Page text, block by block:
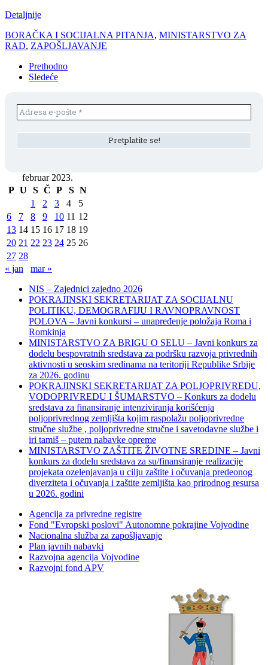
Detaljnije
BORAČKA I SOCIJALNA PITANJA, MINISTARSTVO ZA
RAD, ZAPOŠLJAVANJE
Prethodno
Sledeće
februar 2023.
P U S Č P S N
1
2 3 4
5
6
7 8 9 10 11 12
13 14 15 16 17 18 19
20 21 22 23 24 25 26
27 28
« jan
mar »
NIS – Zajednici zajedno 2026
POKRAJINSKI SEKRETARIJAT ZA SOCIJALNU
POLITIKU, DEMOGRAFIJU I RAVNOPRAVNOST
POLOVA – Javni konkursi – unapređenje položaja Roma i
Romkinja
MINISTARSTVO ZA BRIGU O SELU – Javni konkurs za
dodelu bespovratnih sredstava za podršku razvoja privrednih
aktivnosti u seoskim sredinama na teritoriji Republike Srbije
za 2026. godinu
POKRAJINSKI SEKRETARIJAT ZA POLJOPRIVREDU,
VODOPRIVREDU I ŠUMARSTVO – Konkurs za dodelu
sredstava za finansiranje intenziviranja korišćenja
poljoprivrednog zemljišta kojim raspolažu poljoprivredne
stručne službe , poljoprivredne stručne i savetodavne službe i
iri tamiš ‒ putem nabavke opreme
MINISTARSTVO ZAŠTITE ŽIVOTNE SREDINE – Javni
konkurs za dodelu sredstava za su/finansiranje realizacije
projekata ozelenjavanja u cilju zaštite i očuvanja predeonog
diverziteta i očuvanja i zaštite zemljišta kao prirodnog resursa
u 2026. godini
Agencija za privredne registre
Fond "Evropski poslovi" Autonomne pokrajine Vojvodine
Nacionalna služba za zapošljavanje
Plan javnih nabavki
Razvojna agencija Vojvodine
Razvojni fond APV